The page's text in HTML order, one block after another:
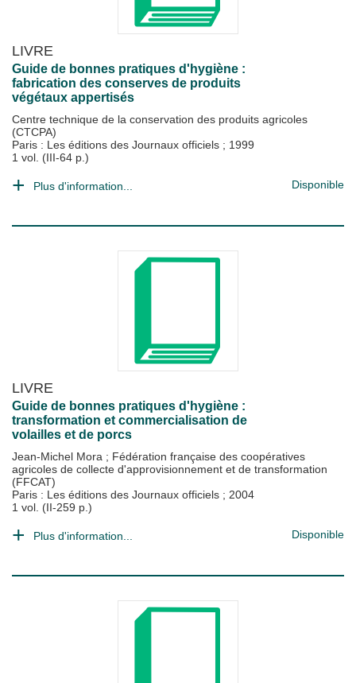
LIVRE
Guide de bonnes pratiques d'hygiène :
fabrication des conserves de produits
végétaux appertisés
Centre technique de la conservation des produits agricoles
(CTCPA)
Paris : Les éditions des Journaux officiels ; 1999
1 vol. (III-64 p.)
Plus d'information... Disponible
LIVRE
Guide de bonnes pratiques d'hygiène :
transformation et commercialisation de
volailles et de porcs
Jean-Michel Mora ; Fédération française des coopératives
agricoles de collecte d'approvisionnement et de transformation
(FFCAT)
Paris : Les éditions des Journaux officiels ; 2004
1 vol. (II-259 p.)
Plus d'information... Disponible